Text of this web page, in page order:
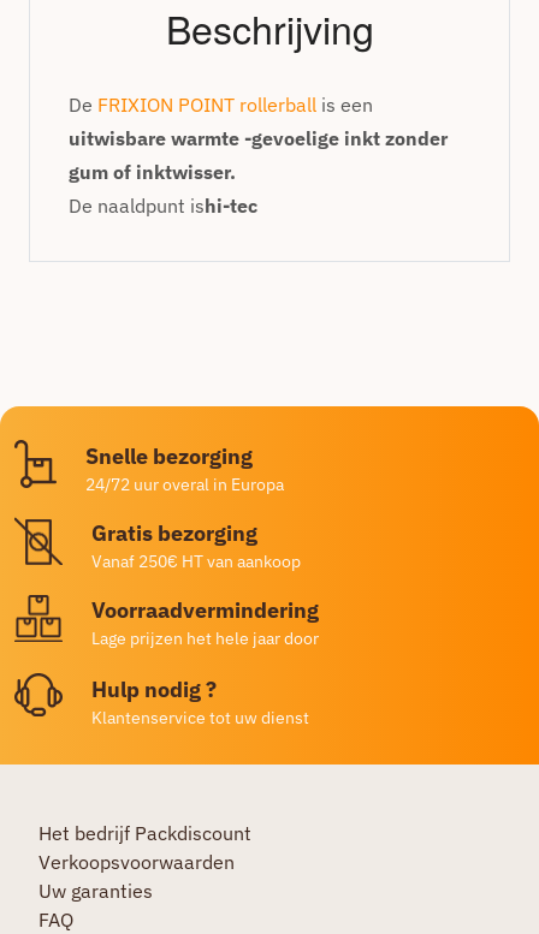
Beschrijving
De FRIXION POINT rollerball is een
uitwisbare warmte -gevoelige inkt zonder
gum of inktwisser.
De naaldpunt ishi-tec
Snelle bezorging
24/72 uur overal in Europa
Gratis bezorging
Vanaf 250€ HT van aankoop
Voorraadvermindering
Lage prijzen het hele jaar door
Hulp nodig ?
Klantenservice tot uw dienst
Het bedrijf Packdiscount
Verkoopsvoorwaarden
Uw garanties
FAQ